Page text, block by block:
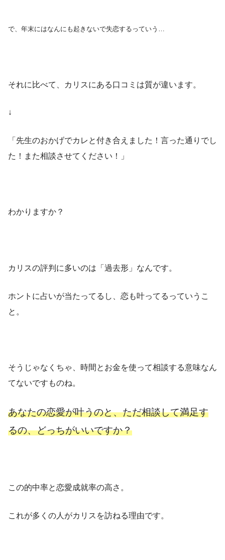
で、年末にはなんにも起きないで失恋するっていう…
それに比べて、カリスにある口コミは質が違います。
↓
「先生のおかげでカレと付き合えました！言った通りでし
た！また相談させてください！」
わかりますか？
カリスの評判に多いのは「過去形」なんです。
ホントに占いが当たってるし、恋も叶ってるっていうこ
と。
そうじゃなくちゃ、時間とお金を使って相談する意味なん
てないですものね。
あなたの恋愛が叶うのと、ただ相談して満足す
るの、どっちがいいですか？
この的中率と恋愛成就率の高さ。
これが多くの人がカリスを訪ねる理由です。